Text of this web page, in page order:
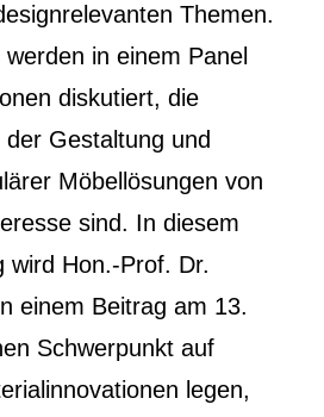
Themen.
in einem Panel
diskutiert, die
Gestaltung und
Möbellösungen von
sind. In diesem
wird Hon.-Prof. Dr.
einem Beitrag am 13.
Schwerpunkt auf
legen,